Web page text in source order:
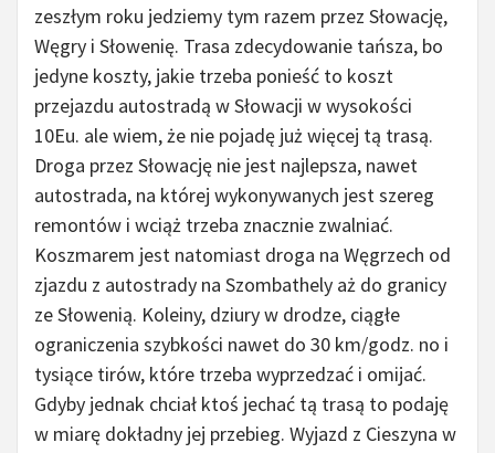
zeszłym roku jedziemy tym razem przez Słowację,
Węgry i Słowenię. Trasa zdecydowanie tańsza, bo
jedyne koszty, jakie trzeba ponieść to koszt
przejazdu autostradą w Słowacji w wysokości
10Eu. ale wiem, że nie pojadę już więcej tą trasą.
Droga przez Słowację nie jest najlepsza, nawet
autostrada, na której wykonywanych jest szereg
remontów i wciąż trzeba znacznie zwalniać.
Koszmarem jest natomiast droga na Węgrzech od
zjazdu z autostrady na Szombathely aż do granicy
ze Słowenią. Koleiny, dziury w drodze, ciągłe
ograniczenia szybkości nawet do 30 km/godz. no i
tysiące tirów, które trzeba wyprzedzać i omijać.
Gdyby jednak chciał ktoś jechać tą trasą to podaję
w miarę dokładny jej przebieg. Wyjazd z Cieszyna w